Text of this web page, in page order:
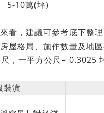
5-10萬(坪)
看，建議可參考底下整
屋格局、施作數量及地
，一平方公尺= 0.3025
裝潢